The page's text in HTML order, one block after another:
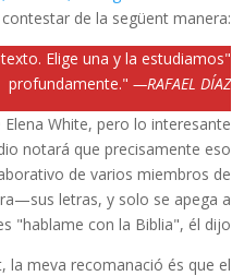
de la següent manera:
"
Elige una y la estudiamos
profundamente."—RAFAEL DÍAZ
White, pero lo interesante
notará que precisamente eso
de varios miembros de
letras, y solo se apega a
"hablame con la Biblia", él dijo.
la meva recomanació és que el